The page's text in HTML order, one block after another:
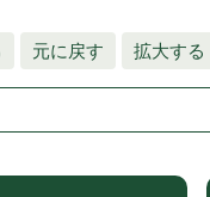
元に戻す 拡大する